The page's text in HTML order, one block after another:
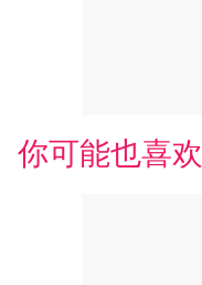
你可能也喜欢